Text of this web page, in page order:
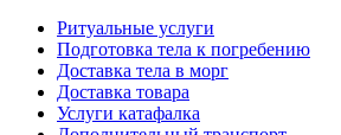
Ритуальные услуги
Подготовка тела к погребению
Доставка тела в морг
Доставка товара
Услуги катафалка